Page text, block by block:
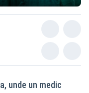
unde un medic